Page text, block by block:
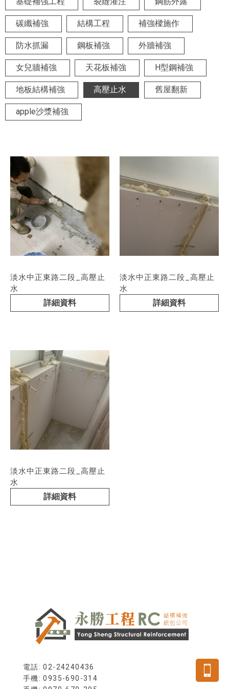
碳纖補強 結構工程 補強樑施作
防水抓漏 鋼板補強 外牆補強
女兒牆補強 天花板補強 H型鋼補強
地板結構補強 高壓止水 舊屋翻新
apple沙漿補強
淡水中正東路二段_高壓止
水
詳細資料
淡水中正東路二段_高壓止
水
詳細資料
淡水中正東路二段_高壓止
水
詳細資料
電話: 02-24240436
手機: 0935-690-314